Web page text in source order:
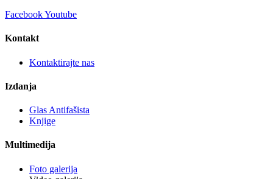
FacebookYoutube
Kontakt
Kontaktirajte nas
Izdanja
Glas Antifašista
Knjige
Multimedija
Foto galerija